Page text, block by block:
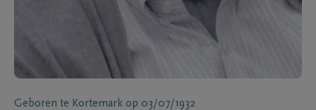
Geboren te Kortemark op 03/07/1932